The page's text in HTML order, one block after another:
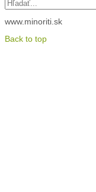
www.minoriti.sk
Back to top